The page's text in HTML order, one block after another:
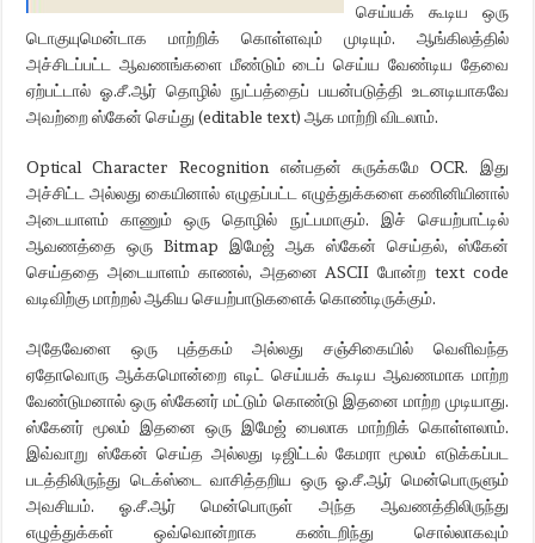
செய்யக் கூடிய ஒரு
டொகுயுமென்டாக மாற்றிக் கொள்ளவும் முடியும். ஆங்கிலத்தில்
அச்சிடப்பட்ட ஆவணங்களை மீண்டும் டைப் செய்ய வேண்டிய தேவை
ஏற்பட்டால் ஓ.சீ.ஆர் தொழில் நுட்பத்தைப் பயன்படுத்தி உடனடியாகவே
அவற்றை ஸ்கேன் செய்து (editable text) ஆக மாற்றி விடலாம்.
Optical Character Recognition என்பதன் சுருக்கமே OCR. இது
அச்சிட்ட அல்லது கையினால் எழுதப்பட்ட எழுத்துக்களை கணினியினால்
அடையாளம் காணும் ஒரு தொழில் நுட்பமாகும். இச் செயற்பாட்டில்
ஆவணத்தை ஒரு Bitmap இமேஜ் ஆக ஸ்கேன் செய்தல், ஸ்கேன்
செய்ததை அடையாளம் காணல், அதனை ASCII போன்ற text code
வடிவிற்கு மாற்றல் ஆகிய செயற்பாடுகளைக் கொண்டிருக்கும்.
அதேவேளை ஒரு புத்தகம் அல்லது சஞ்சிகையில் வெளிவந்த
ஏதோவொரு ஆக்கமொன்றை எடிட் செய்யக் கூடிய ஆவணமாக மாற்ற
வேண்டுமனால் ஒரு ஸ்கேனர் மட்டும் கொண்டு இதனை மாற்ற முடியாது.
ஸ்கேனர் மூலம் இதனை ஒரு இமேஜ் பைலாக மாற்றிக் கொள்ளலாம்.
இவ்வாறு ஸ்கேன் செய்த அல்லது டிஜிட்டல் கேமரா மூலம் எடுக்கப்பட
படத்திலிருந்து டெக்ஸ்டை வாசித்தறிய ஒரு ஓ.சீ.ஆர் மென்பொருளும்
அவசியம். ஓ.சீ.ஆர் மென்பொருள் அந்த ஆவணத்திலிருந்து
எழுத்துக்கள் ஒவ்வொன்றாக கண்டறிந்து சொல்லாகவும்